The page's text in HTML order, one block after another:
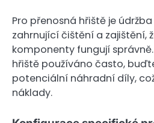
Pro přenosná hřiště je
zahrnující čištění a zajištění,
komponenty fungují
hřiště používáno často,
potenciální náhradní díly,
náklady.